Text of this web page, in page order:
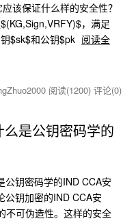
该保证什么样的安全性？
，满足
$sk$和公钥$pk 阅读全
阅读(1200) 评论(0)
是公钥密码学的
公钥密码学的IND CCA安
公钥加密的IND CCA安
不可伪造性。这样的安全